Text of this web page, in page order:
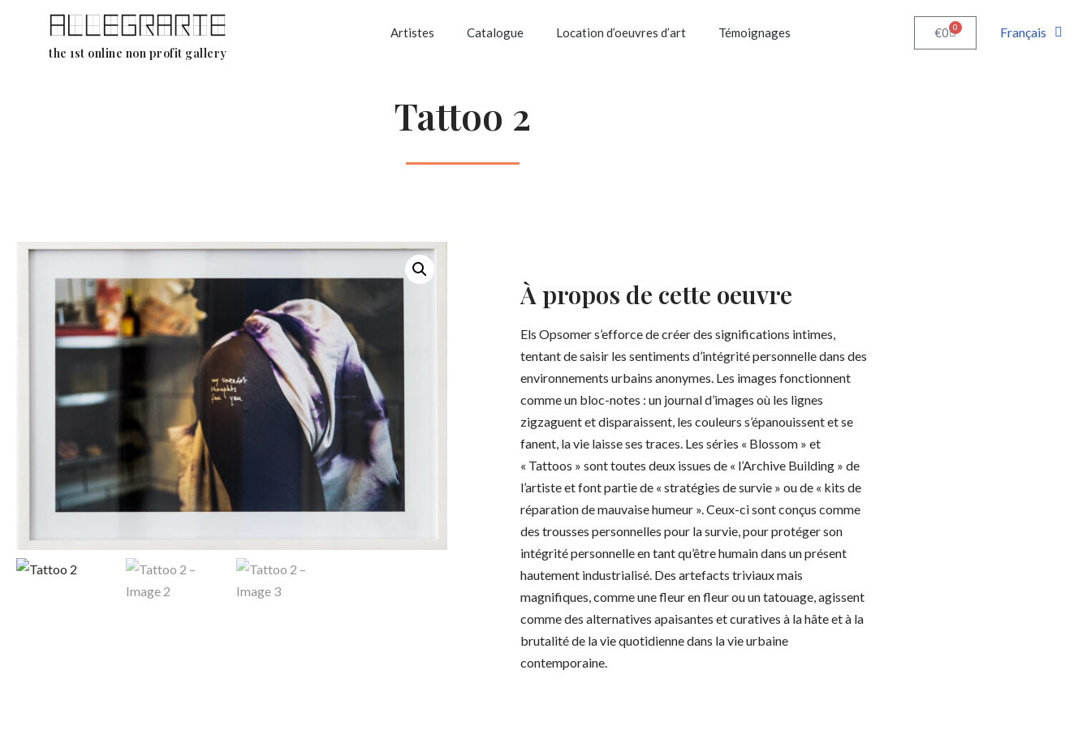
the 1st online non profit gallery
Artistes Catalogue Location d’oeuvres d’art Témoignages €0 0 Français
Tattoo 2
À propos de cette oeuvre
Els Opsomer s’efforce de créer des significations intimes,
tentant de saisir les sentiments d’intégrité personnelle dans des
environnements urbains anonymes. Les images fonctionnent
comme un bloc-notes : un journal d’images où les lignes
zigzaguent et disparaissent, les couleurs s’épanouissent et se
fanent, la vie laisse ses traces. Les séries « Blossom » et
« Tattoos » sont toutes deux issues de « l’Archive Building » de
l’artiste et font partie de « stratégies de survie » ou de « kits de
réparation de mauvaise humeur ». Ceux-ci sont conçus comme
des trousses personnelles pour la survie, pour protéger son
intégrité personnelle en tant qu’être humain dans un présent
hautement industrialisé. Des artefacts triviaux mais
magnifiques, comme une fleur en fleur ou un tatouage, agissent
comme des alternatives apaisantes et curatives à la hâte et à la
brutalité de la vie quotidienne dans la vie urbaine
contemporaine.